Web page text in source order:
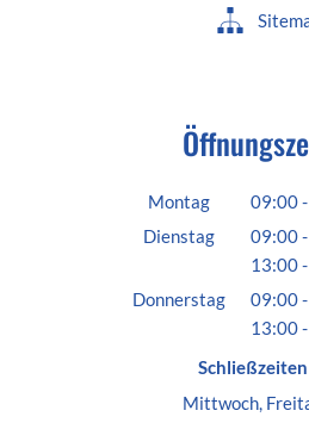
Montag 09:00-
Dienstag 09:00-
13:00-
Donnerstag 09:00-
13:00-
Schließzeiten
Mittwoch,